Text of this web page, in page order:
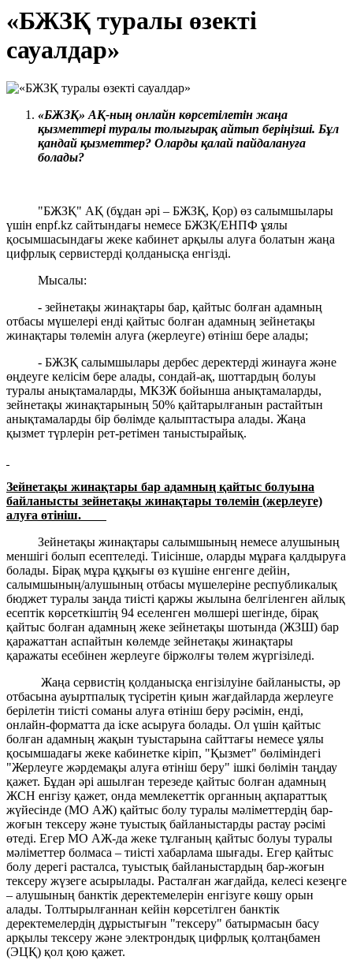
«БЖЗҚ туралы өзекті
сауалдар»
«БЖЗҚ» АҚ-ның онлайн көрсетілетін жаңа
қызметтері туралы толығырақ айтып беріңізші. Бұл
қандай қызметтер? Оларды қалай пайдалануға
болады?
"БЖЗҚ" АҚ (бұдан әрі – БЖЗҚ, Қор) өз салымшылары
үшін enpf.kz сайтындағы немесе БЖЗҚ/ЕНПФ ұялы
қосымшасындағы жеке кабинет арқылы алуға болатын жаңа
цифрлық сервистерді қолданысқа енгізді.
Мысалы:
- зейнетақы жинақтары бар, қайтыс болған адамның
отбасы мүшелері енді қайтыс болған адамның зейнетақы
жинақтары төлемін алуға (жерлеуге) өтініш бере алады;
- БЖЗҚ салымшылары дербес деректерді жинауға және
өңдеуге келісім бере алады, сондай-ақ, шоттардың болуы
туралы анықтамаларды, МКЗЖ бойынша анықтамаларды,
зейнетақы жинақтарының 50% қайтарылғанын растайтын
анықтамаларды бір бөлімде қалыптастыра алады. Жаңа
қызмет түрлерін рет-ретімен таныстырайық.
Зейнетақы жинақтары бар адамның қайтыс болуына
байланысты зейнетақы жинақтары төлемін (жерлеуге)
алуға өтініш.
Зейнетақы жинақтары салымшының немесе алушының
меншігі болып есептеледі. Тиісінше, оларды мұраға қалдыруға
болады. Бірақ мұра құқығы өз күшіне енгенге дейін,
салымшының/алушының отбасы мүшелеріне республикалық
бюджет туралы заңда тиісті қаржы жылына белгіленген айлық
есептік көрсеткіштің 94 еселенген мөлшері шегінде, бірақ
қайтыс болған адамның жеке зейнетақы шотында (ЖЗШ) бар
қаражаттан аспайтын көлемде зейнетақы жинақтары
қаражаты есебінен жерлеуге біржолғы төлем жүргізіледі.
Жаңа сервистің қолданысқа енгізілуіне байланысты, әр
отбасына ауыртпалық түсіретін қиын жағдайларда жерлеуге
берілетін тиісті соманы алуға өтініш беру рәсімін, енді,
онлайн-форматта да іске асыруға болады. Ол үшін қайтыс
болған адамның жақын туыстарына сайттағы немесе ұялы
қосымшадағы жеке кабинетке кіріп, "Қызмет" бөліміндегі
"Жерлеуге жәрдемақы алуға өтініш беру" ішкі бөлімін таңдау
қажет. Бұдан әрі ашылған терезеде қайтыс болған адамның
ЖСН енгізу қажет, онда мемлекеттік органның ақпараттық
жүйесінде (МО АЖ) қайтыс болу туралы мәліметтердің бар-
жоғын тексеру және туыстық байланыстарды растау рәсімі
өтеді. Егер МО АЖ-да жеке тұлғаның қайтыс болуы туралы
мәліметтер болмаса – тиісті хабарлама шығады. Егер қайтыс
болу дерегі расталса, туыстық байланыстардың бар-жоғын
тексеру жүзеге асырылады. Расталған жағдайда, келесі кезеңге
– алушының банктік деректемелерін енгізуге көшу орын
алады. Толтырылғаннан кейін көрсетілген банктік
деректемелердің дұрыстығын "тексеру" батырмасын басу
арқылы тексеру және электрондық цифрлық қолтаңбамен
(ЭЦҚ) қол қою қажет.